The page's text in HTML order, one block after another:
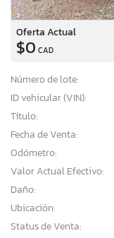
Oferta Actual
$0 CAD
Número de lote:
ID vehicular (VIN):
Título:
Fecha de Venta:
Odómetro:
Valor Actual Efectivo:
Daño:
Ubicación:
Status de Venta: